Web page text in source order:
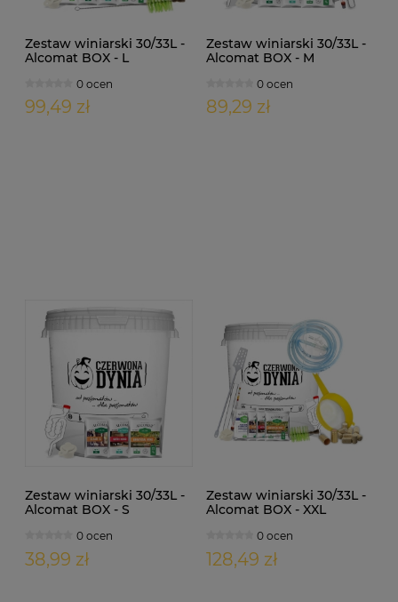
Zestaw winiarski 30/33L -
Alcomat BOX - L
0 ocen
99,49 zł
Zestaw winiarski 30/33L -
Alcomat BOX - M
0 ocen
89,29 zł
Zestaw winiarski 30/33L -
Alcomat BOX - S
0 ocen
38,99 zł
Zestaw winiarski 30/33L -
Alcomat BOX - XXL
0 ocen
128,49 zł